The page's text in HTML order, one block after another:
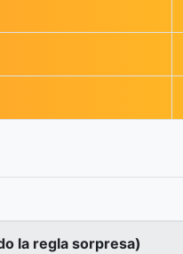
la regla sorpresa)